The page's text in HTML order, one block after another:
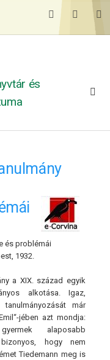
és
és problémái
1932.
a XIX. század egyik
alkotása. Igaz,
már
jében azt mondja:
alaposabb
hogy nem
Tiedemann meg is